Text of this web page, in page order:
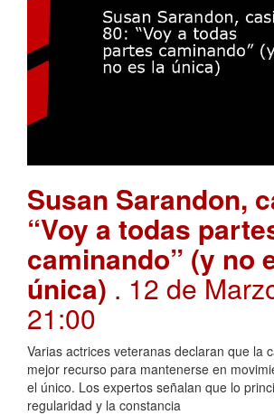
Susan Sarandon,
“Voy a todas
caminando” (y no
única) . 12 de
21:00
Varias actrices veteranas declaran que la
mejor recurso para mantenerse en
el único. Los expertos señalan que lo
regularidad y la constancia